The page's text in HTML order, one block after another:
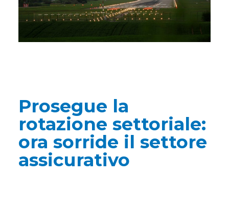
Prosegue la
rotazione settoriale:
ora sorride il settore
assicurativo